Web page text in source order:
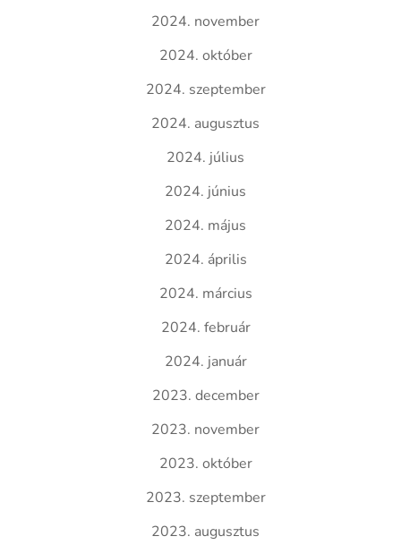
2024. november
2024. október
2024. szeptember
2024. augusztus
2024. július
2024. június
2024. május
2024. április
2024. március
2024. február
2024. január
2023. december
2023. november
2023. október
2023. szeptember
2023. augusztus